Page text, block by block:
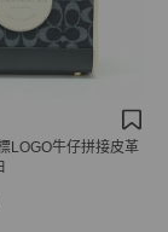
LOGO牛仔拼接皮革